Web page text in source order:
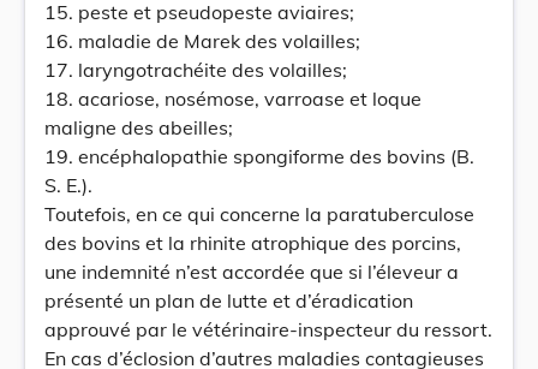
15. peste et pseudopeste aviaires;
16. maladie de Marek des volailles;
17. laryngotrachéite des volailles;
18. acariose, nosémose, varroase et loque
maligne des abeilles;
19. encéphalopathie spongiforme des bovins (B.
S. E.).
Toutefois, en ce qui concerne la paratuberculose
des bovins et la rhinite atrophique des porcins,
une indemnité n’est accordée que si l’éleveur a
présenté un plan de lutte et d’éradication
approuvé par le vétérinaire-inspecteur du ressort.
En cas d’éclosion d’autres maladies contagieuses